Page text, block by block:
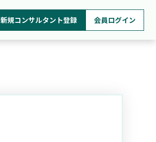
新規コンサルタント登録 会員ログイン